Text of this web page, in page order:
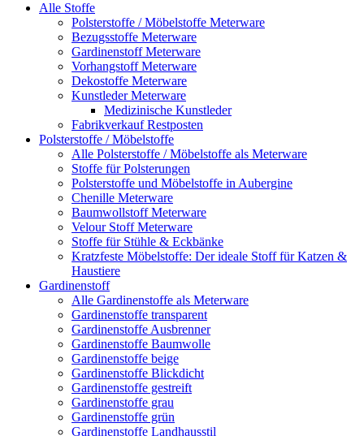
Alle Stoffe
Polsterstoffe / Möbelstoffe Meterware
Bezugsstoffe Meterware
Gardinenstoff Meterware
Vorhangstoff Meterware
Dekostoffe Meterware
Kunstleder Meterware
Medizinische Kunstleder
Fabrikverkauf Restposten
Polsterstoffe / Möbelstoffe
Alle Polsterstoffe / Möbelstoffe als Meterware
Stoffe für Polsterungen
Polsterstoffe und Möbelstoffe in Aubergine
Chenille Meterware
Baumwollstoff Meterware
Velour Stoff Meterware
Stoffe für Stühle & Eckbänke
Kratzfeste Möbelstoffe: Der ideale Stoff für Katzen &
Haustiere
Gardinenstoff
Alle Gardinenstoffe als Meterware
Gardinenstoffe transparent
Gardinenstoffe Ausbrenner
Gardinenstoffe Baumwolle
Gardinenstoffe beige
Gardinenstoffe Blickdicht
Gardinenstoffe gestreift
Gardinenstoffe grau
Gardinenstoffe grün
Gardinenstoffe Landhausstil